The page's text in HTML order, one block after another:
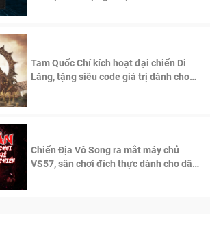
Tam Quốc Chí kích hoạt đại chiến Di
Lăng, tặng siêu code giá trị dành cho
Chiến Địa Vô Song ra mắt máy chủ
VS57, sân chơi đích thực dành cho dân